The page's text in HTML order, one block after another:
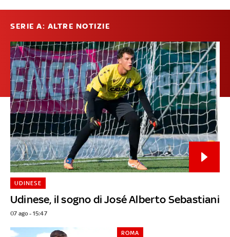
SERIE A: ALTRE NOTIZIE
Udinese, il sogno di José Alberto Sebastiani
UDINESE
07 ago - 15:47
ROMA